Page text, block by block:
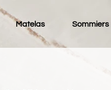
Matelas Sommiers